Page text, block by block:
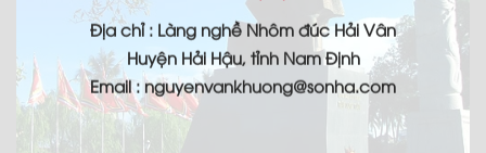
Địa chỉ : Làng nghề Nhôm đúc Hải Vân
Huyện Hải Hậu, tỉnh Nam Định
Email : nguyenvankhuong@sonha.com